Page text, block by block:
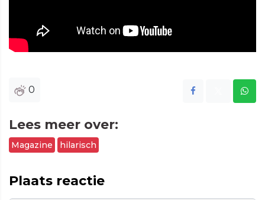
0
Lees meer over:
Magazine hilarisch
Plaats reactie